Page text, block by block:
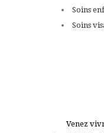
Soins
Soins
Venez